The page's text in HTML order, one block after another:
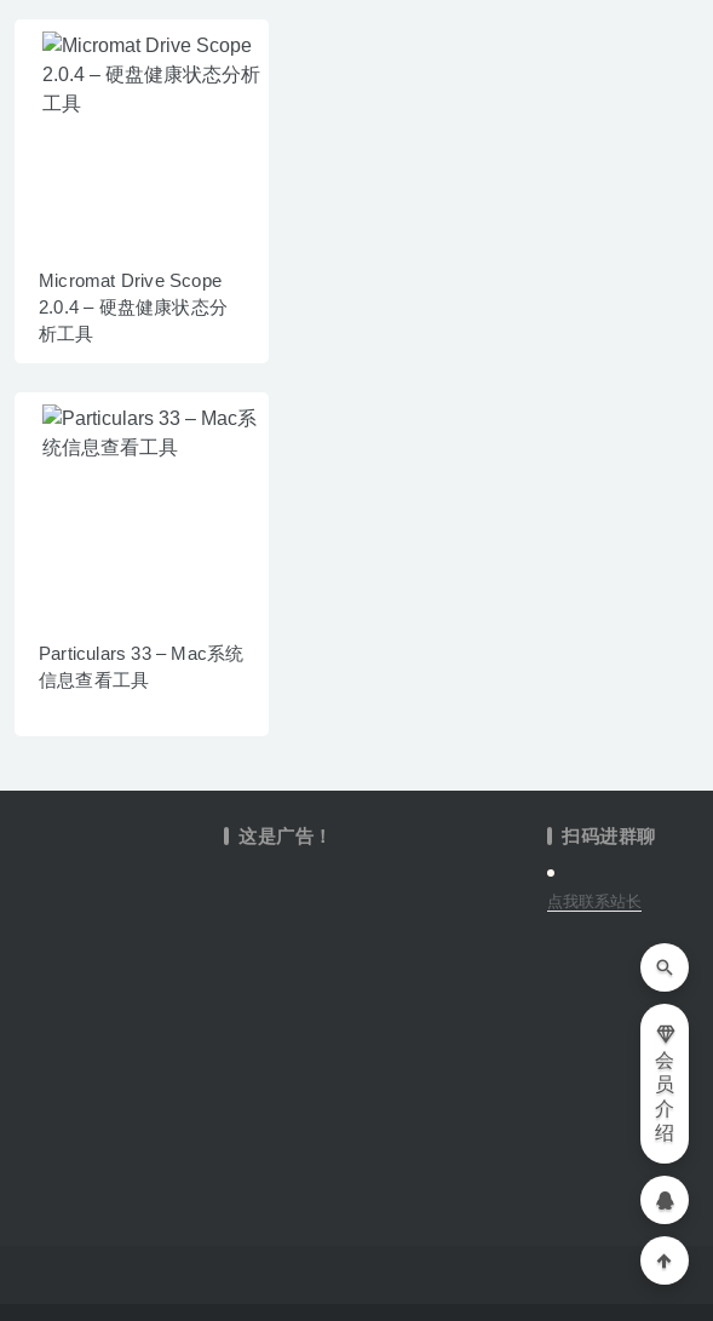
Micromat Drive Scope
2.0.4 – 硬盘健康状态分
析工具
Particulars 33 – Mac系统
信息查看工具
这是广告！ 扫码进群聊
点我联系站长
会
员
介
绍